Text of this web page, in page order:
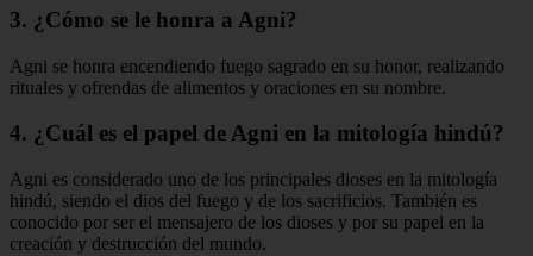
3. ¿Cómo se le honra a Agni?
Agni se honra encendiendo fuego sagrado en su honor, realizando
rituales y ofrendas de alimentos y oraciones en su nombre.
4. ¿Cuál es el papel de Agni en la mitología hindú?
Agni es considerado uno de los principales dioses en la mitología
hindú, siendo el dios del fuego y de los sacrificios. También es
conocido por ser el mensajero de los dioses y por su papel en la
creación y destrucción del mundo.